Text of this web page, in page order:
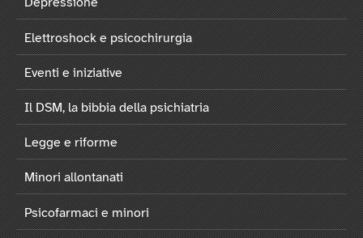
Depressione
Elettroshock e psicochirurgia
Eventi e iniziative
Il DSM, la bibbia della psichiatria
Legge e riforme
Minori allontanati
Psicofarmaci e minori